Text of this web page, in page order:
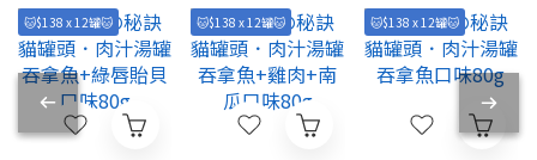
🐱$138 x 12罐🐱 🐱$138 x 12罐🐱 🐱$138 x 12罐🐱